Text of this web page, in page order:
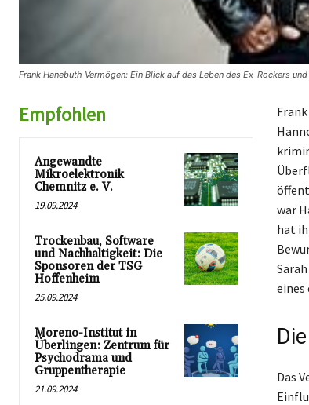
Frank Hanebuth Vermögen: Ein Blick auf das Leben des Ex-Rockers
Empfohlen
Angewandte
Mikroelektronik
Chemnitz e. V.
19.09.2024
Trockenbau, Software
und Nachhaltigkeit: Die
Sponsoren der TSG
Hoffenheim
25.09.2024
Moreno-Institut in
Überlingen: Zentrum für
Psychodrama und
Gruppentherapie
21.09.2024
war
hat
eines
Das